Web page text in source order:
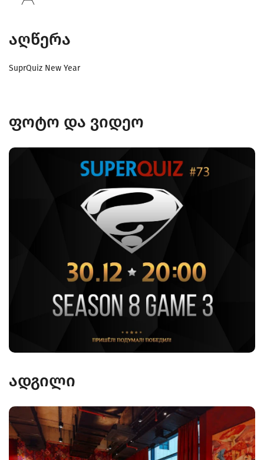
აღწერა
SuprQuiz New Year
ფოტო და ვიდეო
ადგილი